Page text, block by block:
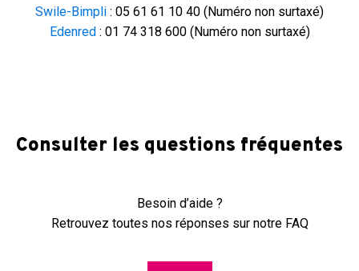
Swile-Bimpli : 05 61 61 10 40 (Numéro non surtaxé)
Edenred: 01 74 318 600 (Numéro non surtaxé)
Consulter les questions fréquentes
Besoin d’aide ?
Retrouvez toutes nos réponses sur notre FAQ